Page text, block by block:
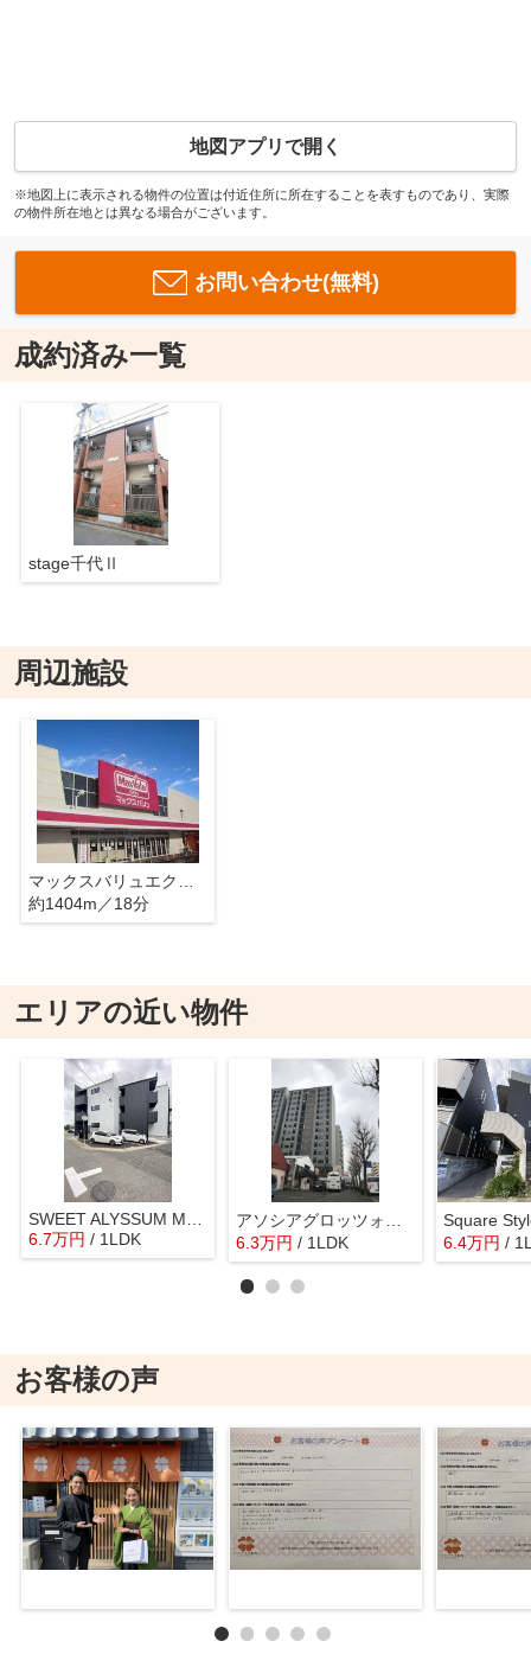
地図アプリで開く
※地図上に表示される物件の位置は付近住所に所在することを表すものであり、実際
の物件所在地とは異なる場合がございます。
お問い合わせ(無料)
成約済み一覧
stage千代Ⅱ
周辺施設
約1404m／18分
エリアの近い物件
6.7万円 / 1LDK
6.3万円 / 1LDK
Square
6.4万円 /
お客様の声